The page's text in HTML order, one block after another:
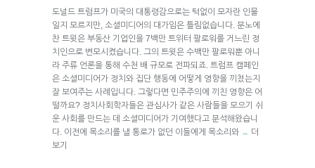
도널드 트럼프가 미국의 대통령감으로는 턱없이 모자란 인물
일지 모르지만, 소셜미디어의 대가임은 틀림없습니다. 분노에
찬 트윗은 부동산 기업인을 7백만 트위터 팔로워를 거느린 정
치인으로 변모시켰습니다. 그의 트윗은 수백만 팔로워뿐 아니
라 주류 언론을 통해 수천 배 규모로 전파되죠. 트럼프 캠페인
은 소셜미디어가 정치와 집단 행동에 어떻게 영향을 끼쳤는지
잘 보여주는 사례입니다. 그렇다면 민주주의에 끼친 영향은 어
떨까요? 정치사회학자들은 관심사가 같은 사람들을 모으기 쉬
운 사회를 만드는 데 소셜미디어가 기여했다고 분석해왔습니
다. 이전에 목소리를 낼 통로가 없던 이들에게 목소리와 → 더
보기